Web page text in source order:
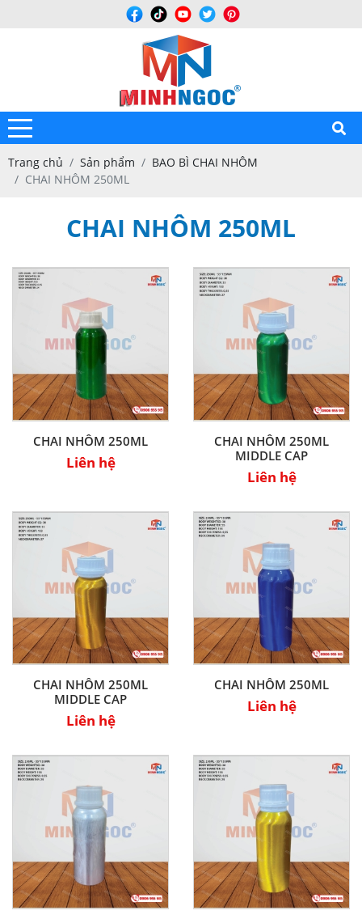
Trang chủ Sản phẩm
BAO BÌ CHAI NHÔM
CHAI NHÔM 250ML
CHAI NHÔM 250ML
CHAI NHÔM 250ML
Liên hệ
CHAI NHÔM 250ML
MIDDLE CAP
Liên hệ
CHAI NHÔM 250ML
MIDDLE CAP
Liên hệ
CHAI NHÔM 250ML
Liên hệ